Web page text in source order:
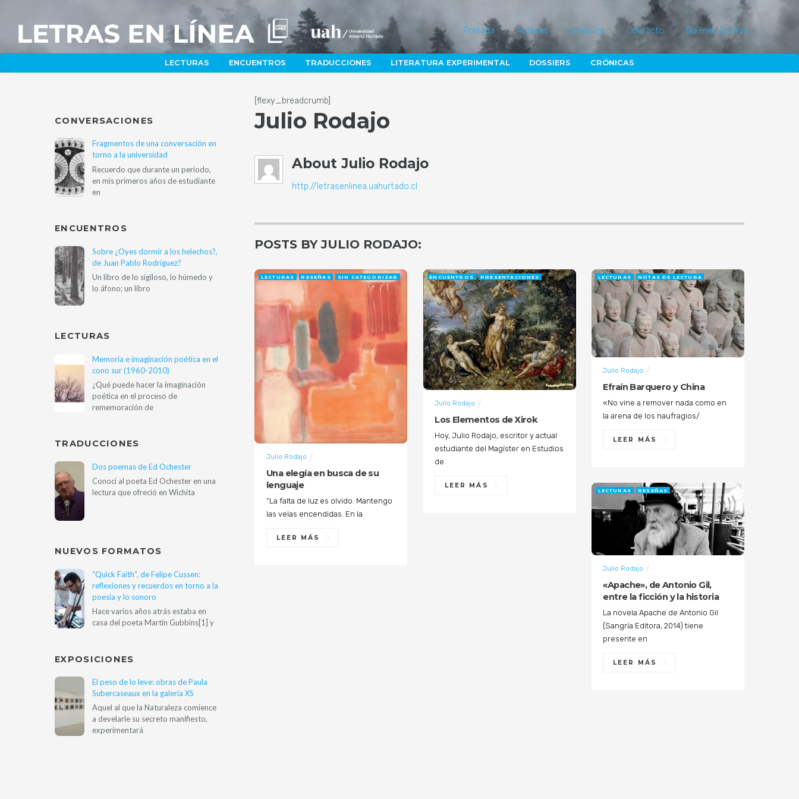
Portada Autores Artículos Contacto Quiénes Somos
LECTURAS ENCUENTROS TRADUCCIONES LITERATURA EXPERIMENTAL DOSSIERS CRÓNICAS
[flexy_breadcrumb]
Julio Rodajo
AboutJulio Rodajo
http://letrasenlinea.uahurtado.cl
POSTS BY JULIO RODAJO:
Una elegía en busca de su
lenguaje
Julio Rodajo
LECTURAS RESEÑAS SIN CATEGORIZAR
“La falta de luz es olvido. Mantengo
las velas encendidas. En la
LEER MÁS
Los Elementos de Xirok
Julio Rodajo
ENCUENTROS PRESENTACIONES
Hoy, Julio Rodajo, escritor y actual
estudiante del Magíster en Estudios
de
LEER MÁS
Efraín Barquero y China
Julio Rodajo
LECTURAS NOTAS DE LECTURA
«No vine a remover nada como en
la arena de los naufragios/
LEER MÁS
«Apache», de Antonio Gil,
entre la ficción y la historia
Julio Rodajo
LECTURAS RESEÑAS
La novela Apache de Antonio Gil
(Sangría Editora, 2014) tiene
presente en
LEER MÁS
CONVERSACIONES
Fragmentos de una conversación en
torno a la universidad
Recuerdo que durante un período,
en mis primeros años de estudiante
en
ENCUENTROS
Sobre ¿Oyes dormir a los helechos?,
de Juan Pablo Rodríguez?
Un libro de lo sigiloso, lo húmedo y
lo áfono; un libro
LECTURAS
Memoria e imaginación poética en el
cono sur (1960-2010)
¿Qué puede hacer la imaginación
poética en el proceso de
rememoración de
TRADUCCIONES
Dos poemas de Ed Ochester
Conocí al poeta Ed Ochester en una
lectura que ofreció en Wichita
NUEVOS FORMATOS
“Quick Faith”, de Felipe Cussen:
reflexiones y recuerdos en torno a la
poesía y lo sonoro
Hace varios años atrás estaba en
casa del poeta Martín Gubbins[1] y
EXPOSICIONES
El peso de lo leve: obras de Paula
Subercaseaux en la galería XS
Aquel al que la Naturaleza comience
a develarle su secreto manifiesto,
experimentará